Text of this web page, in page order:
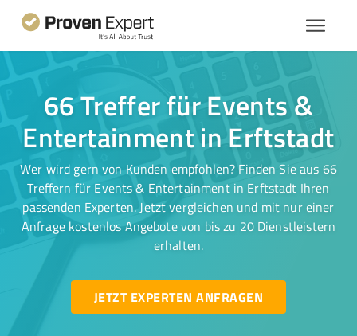
66 Treffer für Events &
Entertainment in Erftstadt
Wer wird gern von Kunden empfohlen? Finden Sie aus 66
Treffern für Events & Entertainment in Erftstadt Ihren
passenden Experten. Jetzt vergleichen und mit nur einer
Anfrage kostenlos Angebote von bis zu 20 Dienstleistern
erhalten.
JETZT EXPERTEN ANFRAGEN